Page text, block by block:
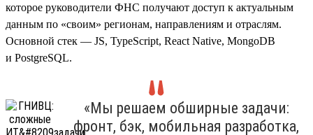
которое руководители ФНС получают доступ к актуальным
данным по «своим» регионам, направлениям и отраслям.
Основной стек — JS, TypeScript, React Native, MongoDB
и PostgreSQL.
«Мы решаем обширные задачи:
фронт, бэк, мобильная разработка,